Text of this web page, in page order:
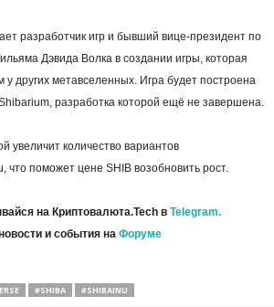
разработчик игр и бывший вице-президент по
Дэвида Волка в создании игры, которая
у других метавселенных. Игра будет построена
разработка которой ещё не завершена.
увеличит количество вариантов
что поможет цене SHIB возобновить рост.
на Криптовалюта.Tech в Telegram.
и события на Форуме
#SHIBA #SHIBAINU